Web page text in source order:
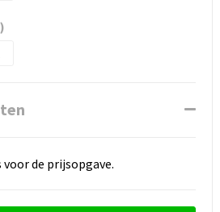
de prijsopgave.